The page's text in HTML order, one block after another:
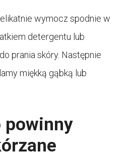
wymocz spodnie w
detergentu lub
prania skóry. Następnie
miękką gąbką lub
powinny